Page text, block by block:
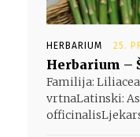
HERBARIUM 25.
Herbarium –
Familija:
vrtnaLatinski: